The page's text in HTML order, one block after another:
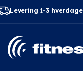
Levering 1-3 hverdage